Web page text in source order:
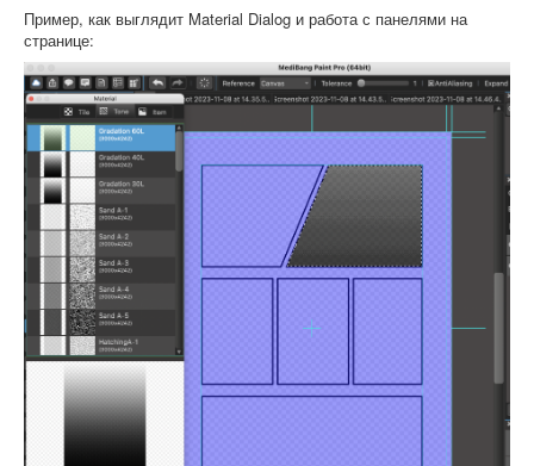
Пример, как выглядит Material Dialog и работа с панелями на
странице: